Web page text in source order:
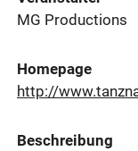
MG Productions
Homepage
http://
Beschreibung